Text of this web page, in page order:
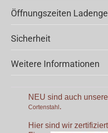
Öffnungszeiten
Sicherheit
Weitere Informationen
NEU sind auch
Cortenstahl.
Hier sind wir